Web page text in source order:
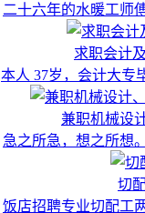
二十六年的水暖工师
求职会计
本人 37岁，会计大专
兼职机械设
急之所急，想之所想
切
饭店招聘专业切配工